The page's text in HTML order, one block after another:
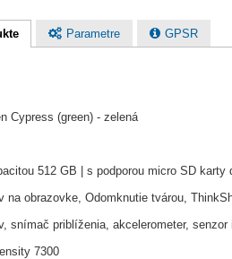
Parametre GPSR
Cypress (green) - zelená
512 GB | s podporou micro SD karty
na obrazovke, Odomknutie tvárou,
snímač priblíženia, akcelerometer,
7300